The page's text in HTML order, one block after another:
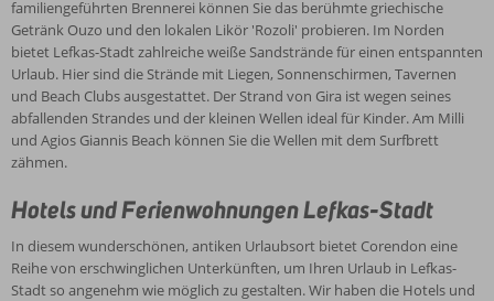
familiengeführten Brennerei können Sie das berühmte griechische
Getränk Ouzo und den lokalen Likör 'Rozoli' probieren. Im Norden
bietet Lefkas-Stadt zahlreiche weiße Sandstrände für einen entspannten
Urlaub. Hier sind die Strände mit Liegen, Sonnenschirmen, Tavernen
und Beach Clubs ausgestattet. Der Strand von Gira ist wegen seines
abfallenden Strandes und der kleinen Wellen ideal für Kinder. Am Milli
und Agios Giannis Beach können Sie die Wellen mit dem Surfbrett
zähmen.
Hotels und Ferienwohnungen Lefkas-Stadt
In diesem wunderschönen, antiken Urlaubsort bietet Corendon eine
Reihe von erschwinglichen Unterkünften, um Ihren Urlaub in Lefkas-
Stadt so angenehm wie möglich zu gestalten. Wir haben die Hotels und